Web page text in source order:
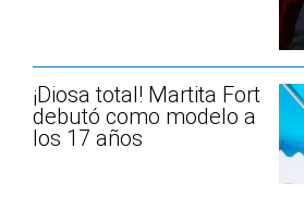
¡Diosa total! Martita Fort
debutó como modelo a
los 17 años